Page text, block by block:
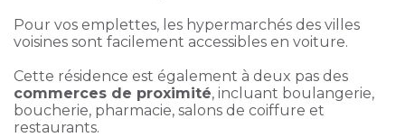
Pour vos emplettes, les hypermarchés des villes
voisines sont facilement accessibles en voiture.
Cette résidence est également à deux pas des
commerces de proximité, incluant boulangerie,
boucherie, pharmacie, salons de coiffure et
restaurants.